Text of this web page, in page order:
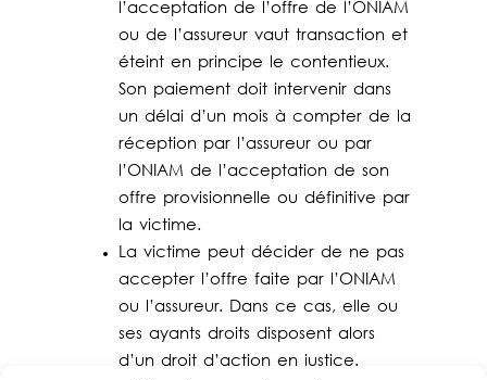
l’acceptation de l’offre de l’ONIAM
ou de l’assureur vaut transaction et
éteint en principe le contentieux.
Son paiement doit intervenir dans
un délai d’un mois à compter de la
réception par l’assureur ou par
l’ONIAM de l’acceptation de son
offre provisionnelle ou définitive par
la victime.
La victime peut décider de ne pas
accepter l’offre faite par l’ONIAM
ou l’assureur. Dans ce cas, elle ou
ses ayants droits disposent alors
d’un droit d’action en justice.